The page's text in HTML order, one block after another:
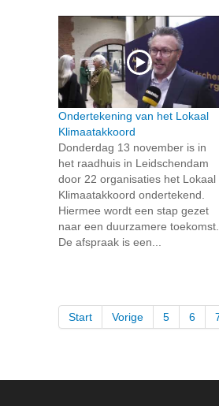
Ondertekening van het Lokaal
Klimaatakkoord
Donderdag 13 november is in
het raadhuis in Leidschendam
door 22 organisaties het Lokaal
Klimaatakkoord ondertekend.
Hiermee wordt een stap gezet
naar een duurzamere toekomst.
De afspraak is een...
Start Vorige 5 6